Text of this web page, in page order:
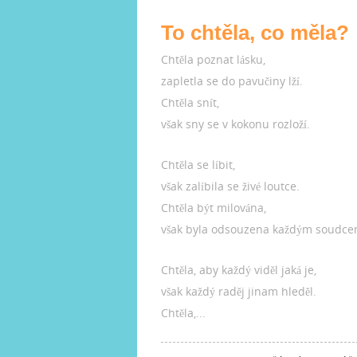
To chtěla, co měla?
Chtěla poznat lásku,
zapletla se do pavučiny lží.
Chtěla snít,
však sny se v kokonu rozloží.
Chtěla se líbit,
však zalíbila se živé loutce.
Chtěla být milována,
však byla odsouzena každým
Chtěla, aby každý viděl jaká je,
však každý raděj jinam hleděl.
Chtěla,...